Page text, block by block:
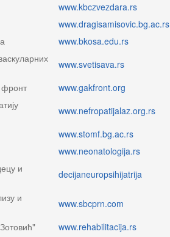
www.kbczvezdara.rs
www.dragisamisovic.bg.ac.rs
www.bkosa.edu.rs
www.svetisava.rs
фронт
www.gakfront.org
www.nefropatijalaz.org.rs
www.stomf.bg.ac.rs
www.neonatologija.rs
и
decijaneuropsihijatrija
и
www.sbcprn.com
www.rehabilitacija.rs